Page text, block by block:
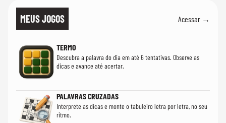
MEUS JOGOS Acessar →
TERMO
Descubra a palavra do dia em até 6 tentativas. Observe as
dicas e avance até acertar.
PALAVRAS CRUZADAS
Interprete as dicas e monte o tabuleiro letra por letra, no seu
ritmo.